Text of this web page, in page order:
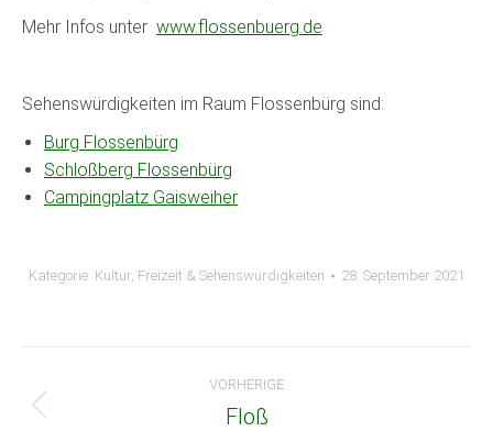
Mehr Infos unter www.flossenbuerg.de
Sehenswürdigkeiten im Raum Flossenbürg sind:
Burg Flossenbürg
Schloßberg Flossenbürg
Campingplatz Gaisweiher
Kategorie: Kultur, Freizeit & Sehenswürdigkeiten 28. September 2021
Beitragsnavigation
VORHERIGE
Vorheriger
Floß